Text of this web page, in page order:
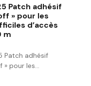
Patch adhésif
» pour les
d’accès
m
Patch adhésif
pour les...